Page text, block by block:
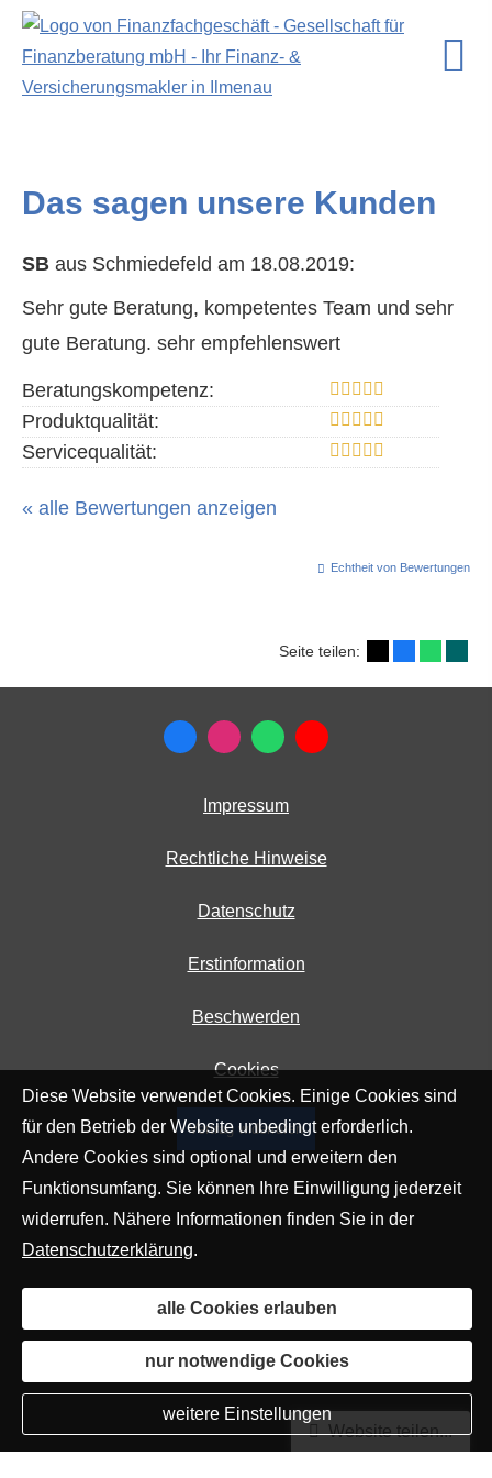
Das sagen unsere Kunden
SB aus Schmiedefeld am 18.08.2019:
Sehr gute Beratung, kompetentes Team und sehr
gute Beratung. sehr empfehlenswert
Beratungskompetenz:
Produktqualität:
Servicequalität:
« alle Bewertungen anzeigen
Echtheit von Bewertungen
Seite teilen:
Impressum
Rechtliche Hinweise
Datenschutz
Erstinformation
Beschwerden
Cookies
Vertrag widerrufen
Diese Website verwendet Cookies. Einige Cookies sind
für den Betrieb der Website unbedingt erforderlich.
Andere Cookies sind optional und erweitern den
Funktionsumfang. Sie können Ihre Einwilligung jederzeit
widerrufen. Nähere Informationen finden Sie in der
Datenschutzerklärung.
alle Cookies erlauben
nur notwendige Cookies
weitere Einstellungen
Website teilen...